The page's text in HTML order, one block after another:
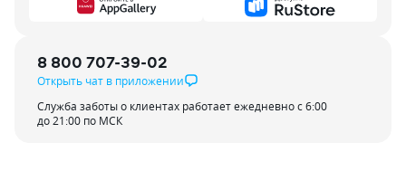
8 800 707-39-02
Открыть чат в приложении
Служба заботы о клиентах работает ежедневно с 6:00
до 21:00 по МСК